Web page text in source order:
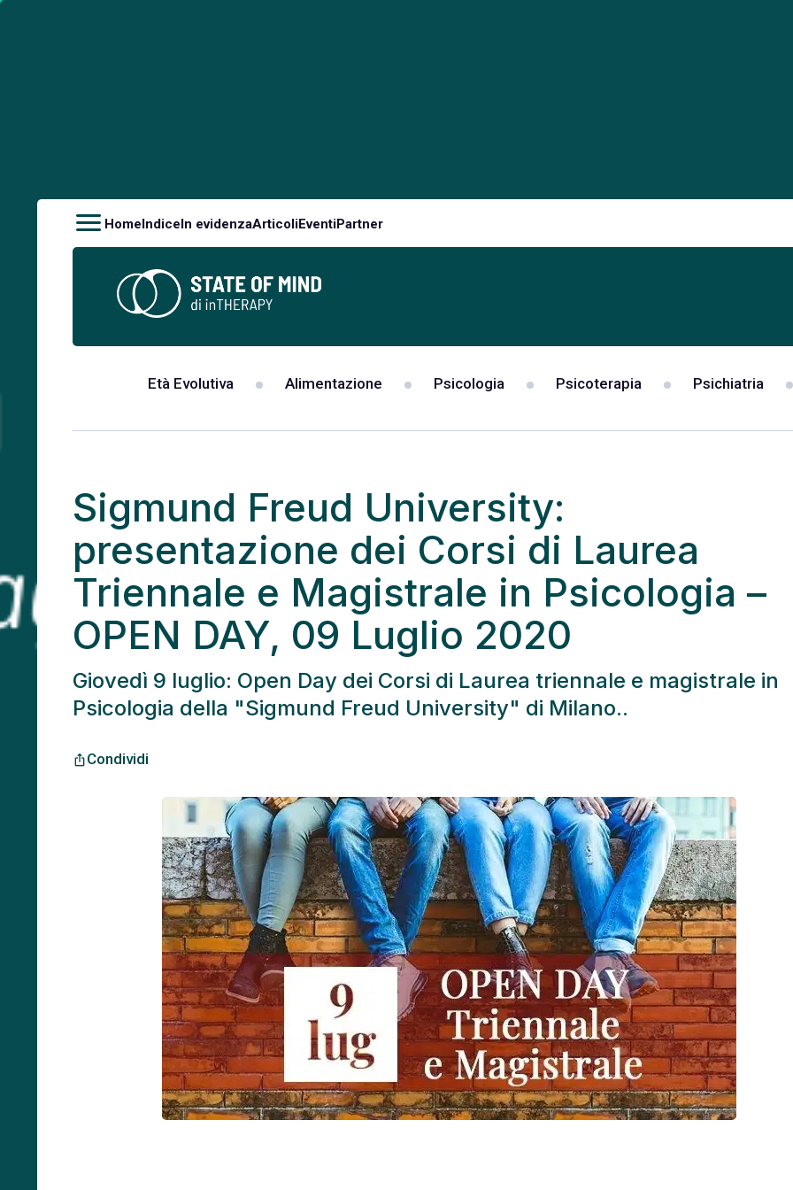
HomeIndiceIn evidenzaArticoliEventiPartner
Età Evolutiva Alimentazione Psicologia Psicoterapia Psichiatria
Sigmund Freud University:
presentazione dei Corsi di Laurea
Triennale e Magistrale in Psicologia –
OPEN DAY, 09 Luglio 2020
Giovedì 9 luglio: Open Day dei Corsi di Laurea triennale e magistrale in
Psicologia della "Sigmund Freud University" di Milano..
ios_shareCondividi